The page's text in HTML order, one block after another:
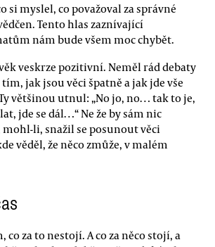
si myslel, co považoval za správné
Tento hlas zaznívající
nám bude všem moc chybět.
veskrze pozitivní. Neměl rád debaty
jak jsou věci špatně a jak jde vše
většinou utnul: „No jo, no… tak to je,
jde se dál…“ Ne že by sám nic
mohl-li, snažil se posunout věci
věděl, že něco zmůže, v malém
co za to nestojí. A co za něco stojí, a